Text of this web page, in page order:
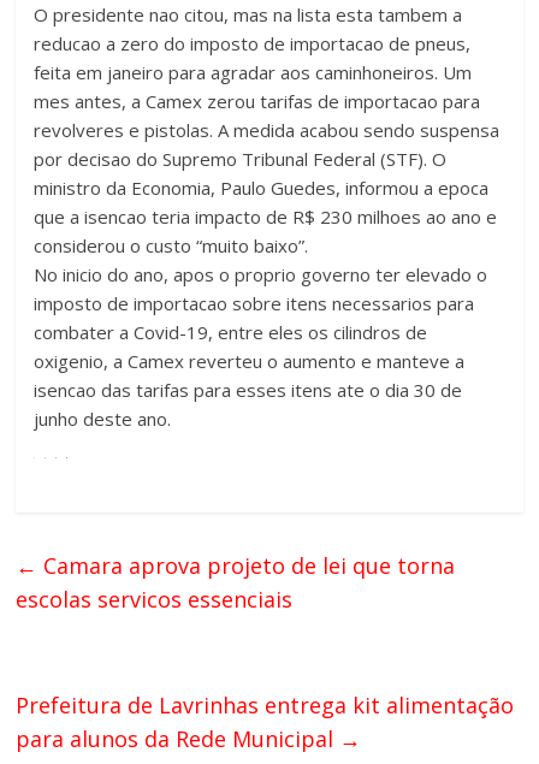
O presidente nao citou, mas na lista esta tambem a
reducao a zero do imposto de importacao de pneus,
feita em janeiro para agradar aos caminhoneiros. Um
mes antes, a Camex zerou tarifas de importacao para
revolveres e pistolas. A medida acabou sendo suspensa
por decisao do Supremo Tribunal Federal (STF). O
ministro da Economia, Paulo Guedes, informou a epoca
que a isencao teria impacto de R$ 230 milhoes ao ano e
considerou o custo “muito baixo”.
No inicio do ano, apos o proprio governo ter elevado o
imposto de importacao sobre itens necessarios para
combater a Covid-19, entre eles os cilindros de
oxigenio, a Camex reverteu o aumento e manteve a
isencao das tarifas para esses itens ate o dia 30 de
junho deste ano.
← Camara aprova projeto de lei que torna
escolas servicos essenciais
Prefeitura de Lavrinhas entrega kit alimentação
para alunos da Rede Municipal →